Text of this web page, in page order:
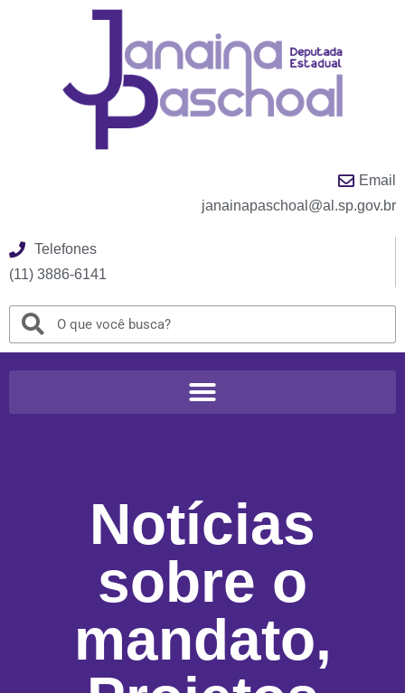
Email
janainapaschoal@al.sp.gov.br
Telefones
(11) 3886-6141
Notícias
sobre o
mandato,